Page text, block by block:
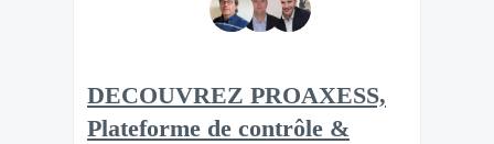
DECOUVREZ PROAXESS,
Plateforme de contrôle &